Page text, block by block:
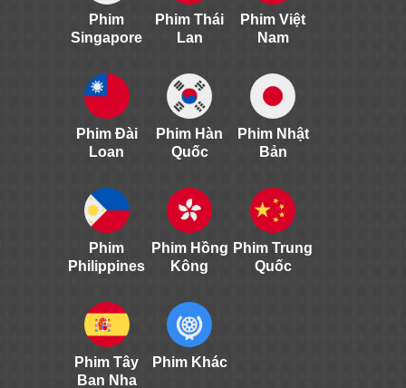
Phim
Singapore
Phim Thái
Lan
Phim Việt
Nam
Phim Đài
Loan
Phim Hàn
Quốc
Phim Nhật
Bản
Phim
Philippines
Phim Hồng
Kông
Phim Trung
Quốc
Phim Tây
Ban Nha
Phim Khác